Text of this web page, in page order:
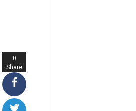
0
Share
s